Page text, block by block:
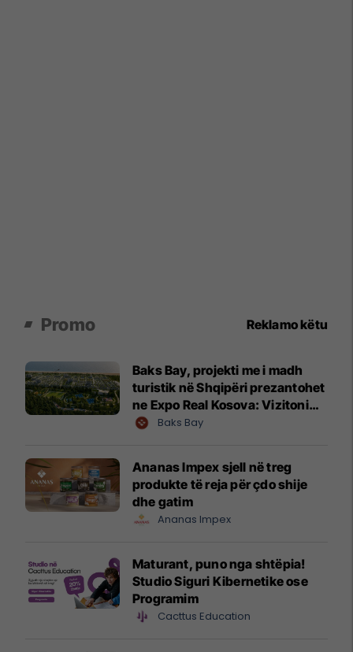
Promo Reklamo këtu
Baks Bay, projekti me i madh
turistik në Shqipëri prezantohet
ne Expo Real Kosova: Vizitoni
shtandin dhe zbuloni
Baks Bay
Ananas Impex sjell në treg
produkte të reja për çdo shije
dhe gatim
Ananas Impex
Maturant, puno nga shtëpia!
Studio Siguri Kibernetike ose
Programim
Cacttus Education